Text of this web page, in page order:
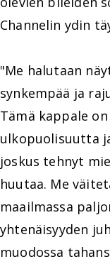
Channelin ydin
"Me halutaan
synkempää ja
Tämä kappale
ulkopuolisuutta
joskus tehnyt
huutaa. Me
maailmassa
yhtenäisyyden
muodossa